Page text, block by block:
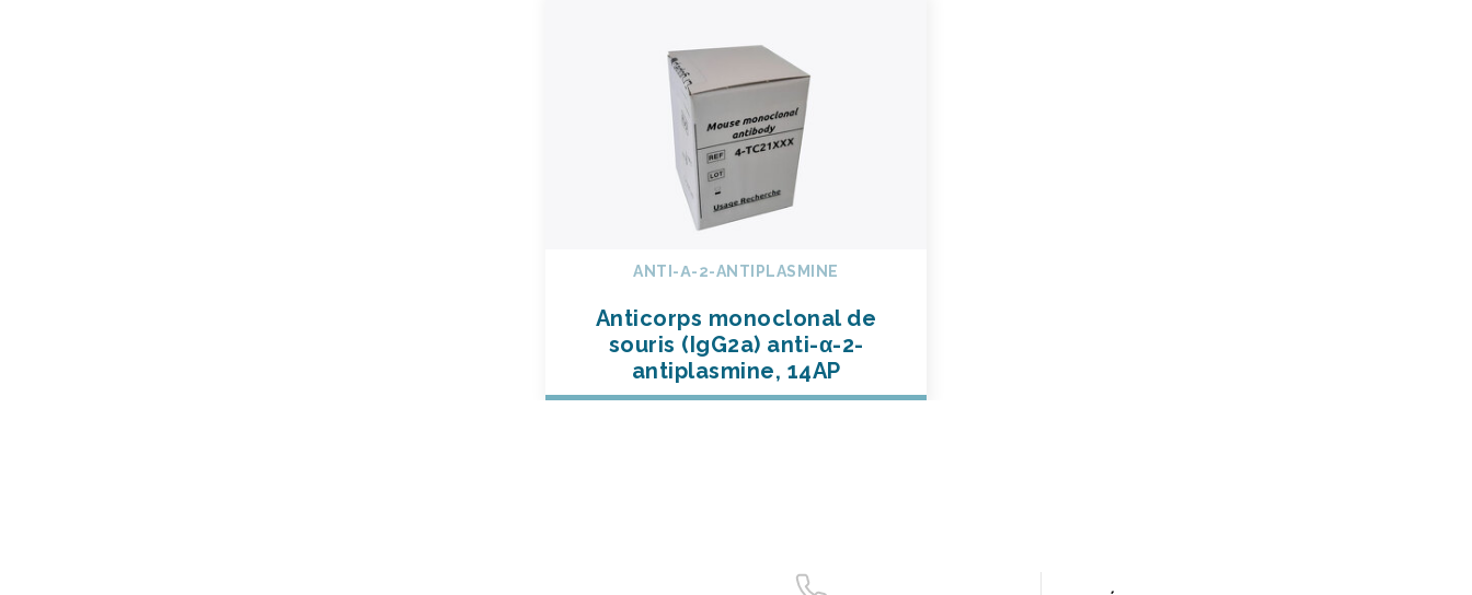
ANTI-Α-2-ANTIPLASMINE
Anticorps monoclonal de
souris (IgG2a) anti-α-2-
antiplasmine, 14AP